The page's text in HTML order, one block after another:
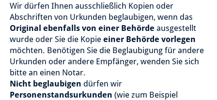
Wir dürfen Ihnen ausschließlich Kopien oder
Abschriften von Urkunden beglaubigen, wenn das
Original ebenfalls von einer Behörde ausgestellt
wurde oder Sie die Kopie einer Behörde vorlegen
möchten. Benötigen Sie die Beglaubigung für andere
Urkunden oder andere Empfänger, wenden Sie sich
bitte an einen Notar.
Nicht beglaubigen dürfen wir
Personenstandsurkunden (wie zum Beispiel